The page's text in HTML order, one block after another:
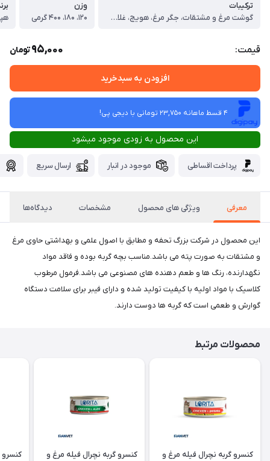
ترکیبات
گوشت مرغ و مشتقات، جگر مرغ، هویج، غلات، قوام دهنده طبیعی
وزن
۱۲۰، ۱۸۰، ۴۰۰ گرمی
قیمت: 95,000تومان
افزودن به سبدخرید
4 قسط ماهانه 23,750 تومانی با دیجی ‌پی!
این محصول به زودی موجود میشود
پرداخت اقساطی موجود در انبار ارسال سریع
معرفی ویژگی های محصول مشخصات دیدگاه‌ها
این محصول در شرکت بزرگ تحفه و مطابق با اصول علمی و بهداشتی حاوی مرغ
و مشتقات به صورت پته می باشد.مناسب بچه گربه بوده و فاقد مواد
نگهدارنده، رنگ ها و طعم دهنده های مصنوعی می باشد.فرمول مرطوب
کلاسیک با مواد اولیه با کیفیت تولید شده و دارای فیبر برای سلامت دستگاه
گوارش و طعمی است که گربه ها دوست دارند.
محصولات مرتبط
کنسرو گربه نچرال فیله مرغ و
کنسرو گربه نچرال فیله مرغ و
کنسرو